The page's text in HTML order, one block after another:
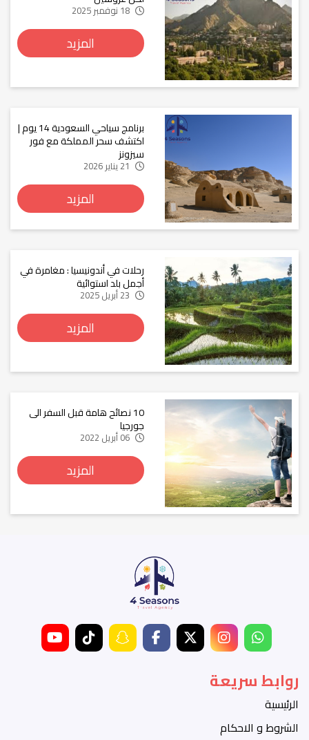
المزيد
برنامج سياحي السعودية 14 يوم |
اكتشف سحر المملكة مع فور
سيزونز
المزيد
رحلات في أندونيسيا : مغامرة في
أجمل بلد استوائية
المزيد
10 نصائح هامة قبل السفر الى
جورجيا
المزيد
روابط سريعة
الرئيسية
الشروط و الاحكام